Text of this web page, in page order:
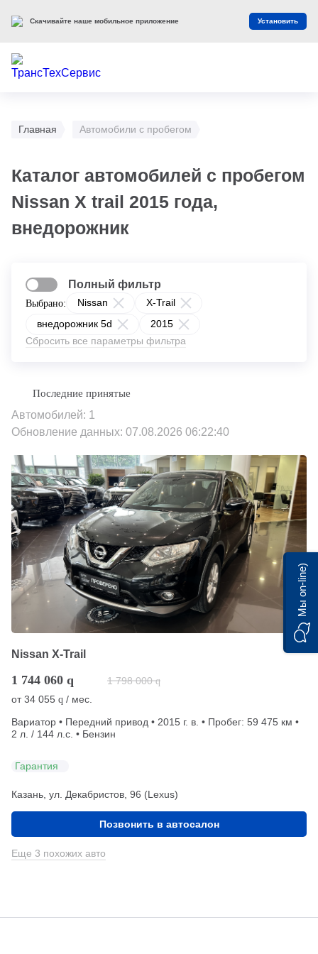
Главная Автомобили с пробегом
Каталог автомобилей с пробегом
Nissan X trail 2015 года,
внедорожник
Выбрано: Nissan
X-Trail
внедорожник 5d
2015
Сбросить все параметры фильтра
Полный фильтр
Автомобилей: 1
Обновление данных: 07.08.2026 06:22:40
Nissan X-Trail
1 744 060 q 1 798 000 q
от34 055 q / мес.
Вариатор • Передний привод • 2015 г. в. • Пробег: 59 475 км •
2 л. / 144 л.с. • Бензин
Гарантия
Казань, ул. Декабристов, 96 (Lexus)
Позвонить в автосалон
Еще 3 похожих авто
Скачивайте наше мобильное приложение Установить
Мы on-line)